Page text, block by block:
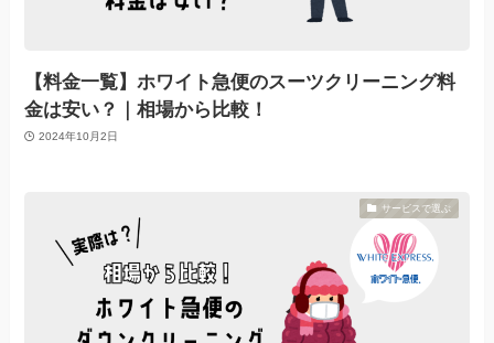
【料金一覧】ホワイト急便のスーツクリーニング料
金は安い？｜相場から比較！
2024年10月2日
サービスで選ぶ